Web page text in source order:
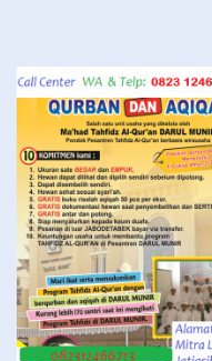
konten